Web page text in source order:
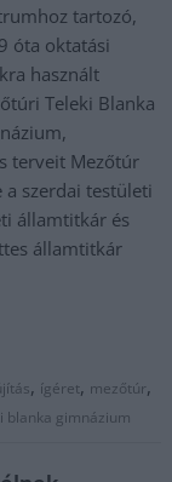
tartozó,
óta oktatási
használt
Teleki Blanka
terveit Mezőtúr
szerdai testületi
államtitkár és
államtitkár
, ígéret, mezőtúr,
blanka gimnázium